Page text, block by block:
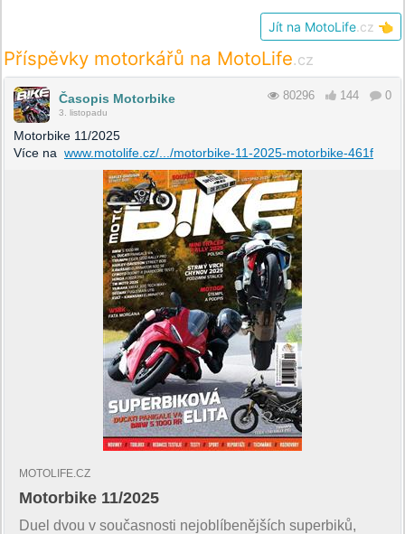
Jít na MotoLife .cz 👈
Příspěvky motorkářů na MotoLife.cz
Časopis Motorbike
3. listopadu
80296 144 0
Motorbike 11/2025
Více na www.motolife.cz/.../motorbike-11-2025-motorbike-461f
MOTOLIFE.CZ
Motorbike 11/2025
Duel dvou v současnosti nejoblíbenějších superbiků,